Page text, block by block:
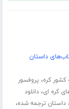
داستان
کره، پروفسور
کره ای،دانلود
،داستان ترجمه شده،